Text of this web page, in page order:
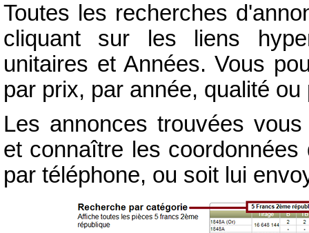
Toutes les recherches
cliquant sur les liens
unitaires et Années. Vous
par prix, par année, qualité ou
Les annonces trouvées
et connaître les
par téléphone, ou soit lui